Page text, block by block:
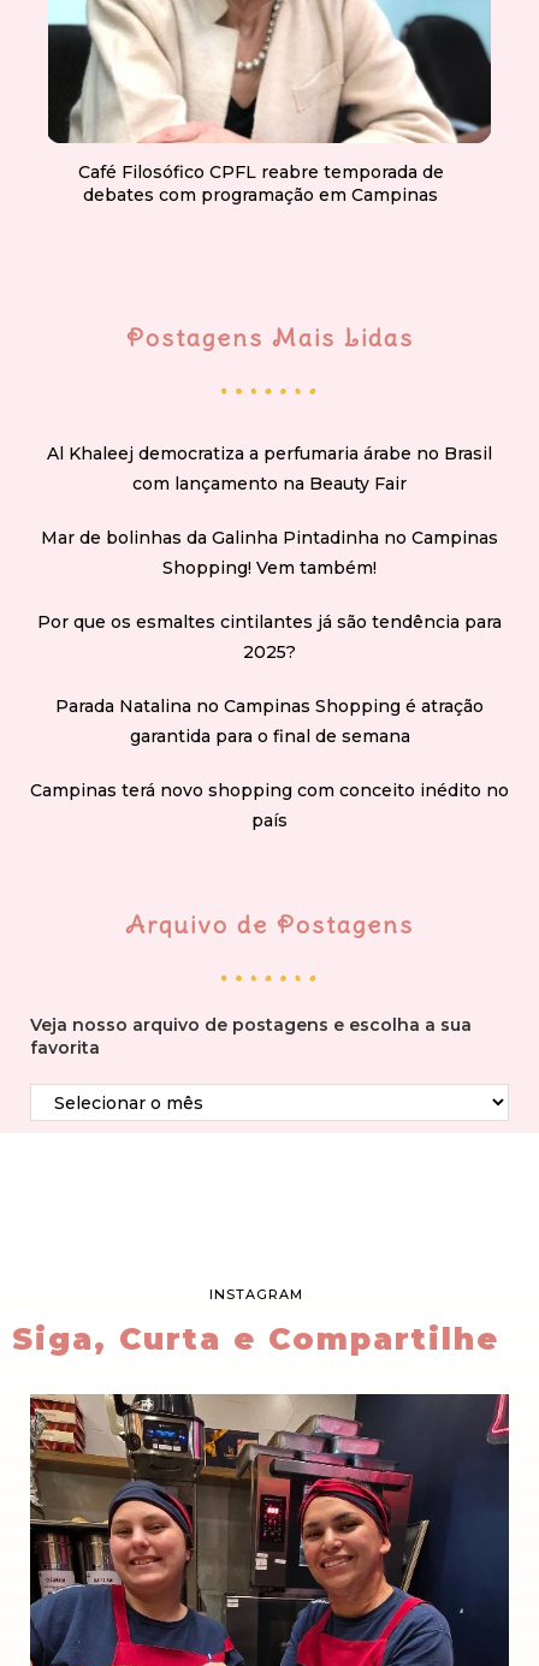
Café Filosófico CPFL reabre temporada de
debates com programação em Campinas
Postagens Mais Lidas
Al Khaleej democratiza a perfumaria árabe no Brasil
com lançamento na Beauty Fair
Mar de bolinhas da Galinha Pintadinha no Campinas
Shopping! Vem também!
Por que os esmaltes cintilantes já são tendência para
2025?
Parada Natalina no Campinas Shopping é atração
garantida para o final de semana
Campinas terá novo shopping com conceito inédito no
país
Arquivo de Postagens
Veja nosso arquivo de postagens e escolha a sua
favorita
INSTAGRAM
Siga, Curta e Compartilhe